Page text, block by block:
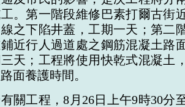
。第一階段維修巴素打爾古街
之下陷井蓋，工期一天；第二
近行人過道處之鋼筋混凝土路
天；工程將使用快乾式混凝土
面養護時間。
關工程，8月26日上午9時30分